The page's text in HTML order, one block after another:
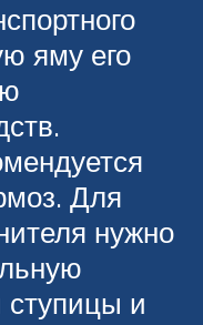
яму его
Для
нужно
ступицы и